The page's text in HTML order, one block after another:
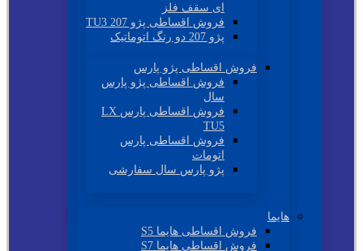
ای سقف فلز
فروش اقساطی پژو 207 TU3
پژو 207 دو رنگ اتوماتیک
فروش اقساطی پژو پارس
فروش اقساطی پژو پارس
سال
فروش اقساطی پارس LX
TU5
فروش اقساطی پارس
اتومات
پژو پارس سال سفارشی
هایما
فروش اقساطی هایما S5
فروش اقساطی هایما S7